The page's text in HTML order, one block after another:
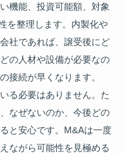
機能、投資可能額、対象
を整理します。内製化や
社であれば、譲受後にど
の人材や設備が必要なの
接続が早くなります。
る必要はありません。た
なぜないのか、今後どの
と安心です。M&Aは一度
ながら可能性を見極める